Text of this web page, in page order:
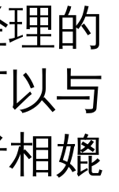
的
与
媲